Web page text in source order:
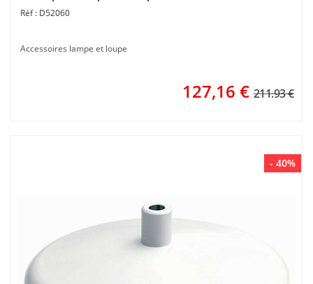
D52060
Accessoires lampe et loupe
127,16 € 211.93 €
- 40%